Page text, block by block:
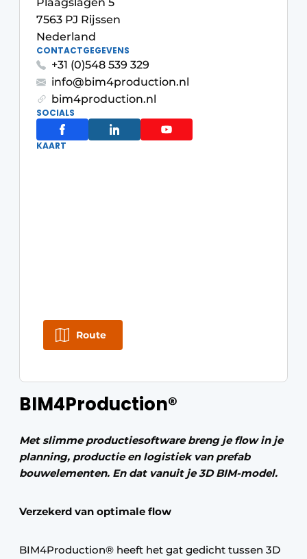
Privacy / Cookie statement
Vacature aanmelden
Video’s
BIM4Production®
Met slimme productiesoftware breng je flow in je
planning, productie en logistiek van prefab
bouwelementen. En dat vanuit je 3D BIM-model.
Verzekerd van optimale flow
BIM4Production® heeft het gat gedicht tussen 3D
7563 PJ Rijssen
Nederland
CONTACTGEGEVENS
+31 (0)548 539 329
info@bim4production.nl
bim4production.nl
SOCIALS
KAART
Route